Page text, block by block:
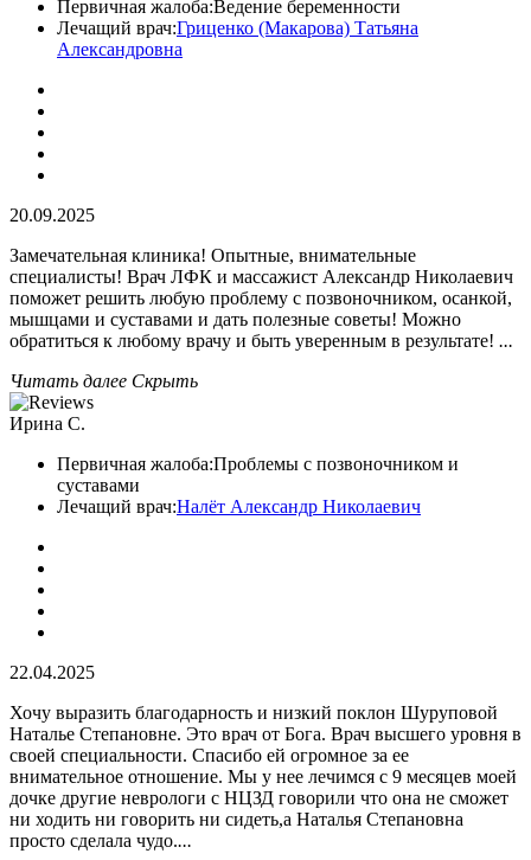
Первичная жалоба:Ведение беременности
Лечащий врач:Гриценко (Макарова) Татьяна
Александровна
20.09.2025
Замечательная клиника! Опытные, внимательные
специалисты! Врач ЛФК и массажист Александр Николаевич
поможет решить любую проблему с позвоночником, осанкой,
мышцами и суставами и дать полезные советы! Можно
обратиться к любому врачу и быть уверенным в результате! ...
Читать далее Скрыть
Ирина С.
Первичная жалоба:Проблемы с позвоночником и
суставами
Лечащий врач:Налёт Александр Николаевич
22.04.2025
Хочу выразить благодарность и низкий поклон Шуруповой
Наталье Степановне. Это врач от Бога. Врач высшего уровня в
своей специальности. Спасибо ей огромное за ее
внимательное отношение. Мы у нее лечимся с 9 месяцев моей
дочке другие неврологи с НЦЗД говорили что она не сможет
ни ходить ни говорить ни сидеть,а Наталья Степановна
просто сделала чудо....